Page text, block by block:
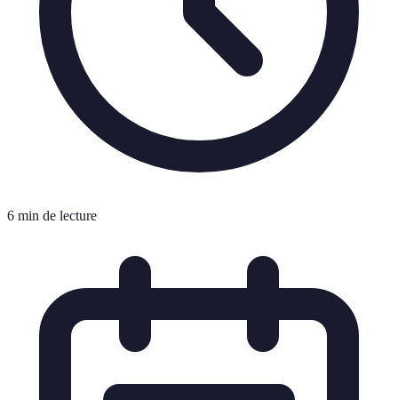
6 min de lecture